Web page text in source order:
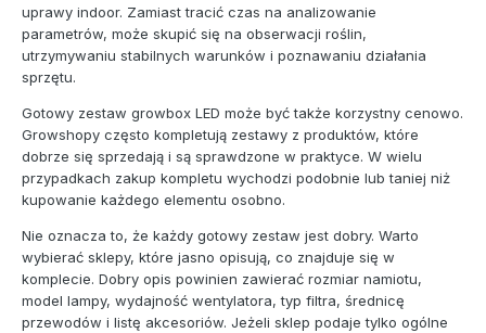
uprawy indoor. Zamiast tracić czas na analizowanie
parametrów, może skupić się na obserwacji roślin,
utrzymywaniu stabilnych warunków i poznawaniu działania
sprzętu.
Gotowy zestaw growbox LED może być także korzystny cenowo.
Growshopy często kompletują zestawy z produktów, które
dobrze się sprzedają i są sprawdzone w praktyce. W wielu
przypadkach zakup kompletu wychodzi podobnie lub taniej niż
kupowanie każdego elementu osobno.
Nie oznacza to, że każdy gotowy zestaw jest dobry. Warto
wybierać sklepy, które jasno opisują, co znajduje się w
komplecie. Dobry opis powinien zawierać rozmiar namiotu,
model lampy, wydajność wentylatora, typ filtra, średnicę
przewodów i listę akcesoriów. Jeżeli sklep podaje tylko ogólne